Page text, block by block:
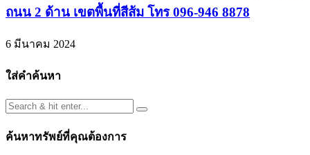
ถนน 2 ด้าน เขตพื้นที่สีส้ม โทร 096-946 8878
6 มีนาคม 2024
ใส่คำค้นหา
ค้นหาทรัพย์ที่คุณต้องการ